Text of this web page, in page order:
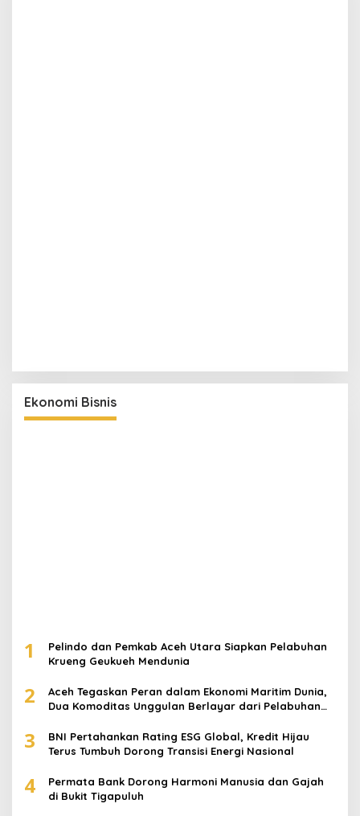
Ekonomi Bisnis
1
Pelindo dan Pemkab Aceh Utara Siapkan Pelabuhan
Krueng Geukueh Mendunia
2
Aceh Tegaskan Peran dalam Ekonomi Maritim Dunia,
Dua Komoditas Unggulan Berlayar dari Pelabuhan
3
BNI Pertahankan Rating ESG Global, Kredit Hijau
Terus Tumbuh Dorong Transisi Energi Nasional
4
Permata Bank Dorong Harmoni Manusia dan Gajah
di Bukit Tigapuluh